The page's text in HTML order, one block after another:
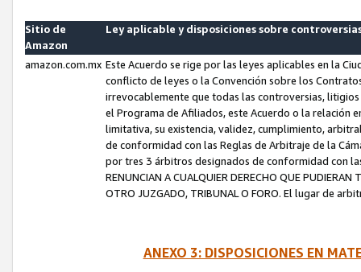
Sitio de
Amazon
Ley aplicable y disposiciones sobre
amazon.com.mx Este Acuerdo se rige por las leyes aplicables en la
conflicto de leyes o la Convención sobre los
irrevocablemente que todas las controversias,
el Programa de Afiliados, este Acuerdo o la relación
limitativa, su existencia, validez, cumplimiento,
de conformidad con las Reglas de Arbitraje de la
por tres 3 árbitros designados de conformidad con las
RENUNCIAN A CUALQUIER DERECHO QUE
OTRO JUZGADO, TRIBUNAL O FORO. El lugar de
ANEXO 3: DISPOSICIONES EN